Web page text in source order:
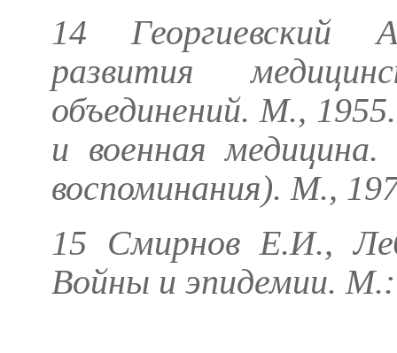
14 Георгиевский
развития
объединений. М.,
и военная
воспоминания). М.,
15 Смирнов Е.И.,
Войны и эпидемии.